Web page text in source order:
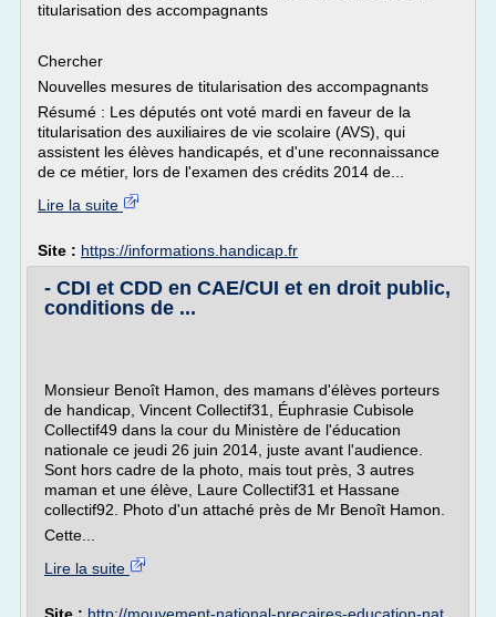
titularisation des accompagnants
Chercher
Nouvelles mesures de titularisation des accompagnants
Résumé : Les députés ont voté mardi en faveur de la
titularisation des auxiliaires de vie scolaire (AVS), qui
assistent les élèves handicapés, et d'une reconnaissance
de ce métier, lors de l'examen des crédits 2014 de...
Lire la suite
Site : https://informations.handicap.fr
- CDI et CDD en CAE/CUI et en droit public,
conditions de ...
Monsieur Benoît Hamon, des mamans d'élèves porteurs
de handicap, Vincent Collectif31, Éuphrasie Cubisole
Collectif49 dans la cour du Ministère de l'éducation
nationale ce jeudi 26 juin 2014, juste avant l'audience.
Sont hors cadre de la photo, mais tout près, 3 autres
maman et une élève, Laure Collectif31 et Hassane
collectif92. Photo d'un attaché près de Mr Benoît Hamon.
Cette...
Lire la suite